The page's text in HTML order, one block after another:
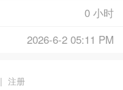
0 小时
2026-6-2 05:11 PM
| 注册